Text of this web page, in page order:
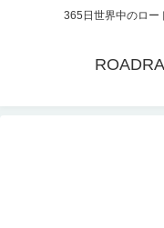
365日世界中のロー